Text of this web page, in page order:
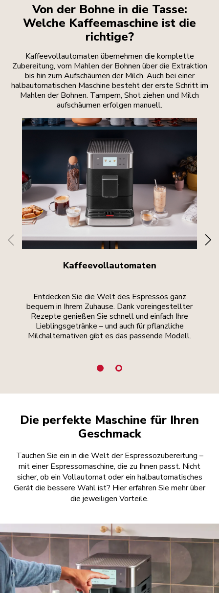
Von der Bohne in die Tasse:
Welche Kaffeemaschine ist die
richtige?
Kaffeevollautomaten übernehmen die komplette
Zubereitung, vom Mahlen der Bohnen über die Extraktion
bis hin zum Aufschäumen der Milch. Auch bei einer
halbautomatischen Maschine besteht der erste Schritt im
Mahlen der Bohnen. Tampern, Shot ziehen und Milch
aufschäumen erfolgen manuell.
Kaffeevollautomaten
Entdecken Sie die Welt des Espressos ganz
bequem in Ihrem Zuhause. Dank voreingestellter
Rezepte genießen Sie schnell und einfach Ihre
Lieblingsgetränke – und auch für pflanzliche
Milchalternativen gibt es das passende Modell.
Die perfekte Maschine für Ihren
Geschmack
Tauchen Sie ein in die Welt der Espressozubereitung –
mit einer Espressomaschine, die zu Ihnen passt. Nicht
sicher, ob ein Vollautomat oder ein halbautomatisches
Gerät die bessere Wahl ist? Hier erfahren Sie mehr über
die jeweiligen Vorteile.